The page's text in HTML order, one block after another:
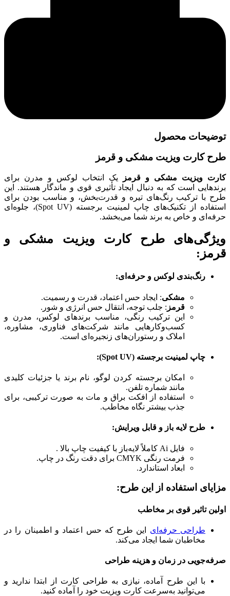
توضیحات محصول
طرح کارت ویزیت مشکی و قرمز
کارت ویزیت مشکی و قرمز
یک انتخاب لوکس و مدرن برای
برندهایی است که به دنبال ایجاد تأثیری قوی و ماندگار هستند. این
طرح با ترکیب رنگ‌های تیره و قدرت‌بخش، و مناسب بودن برای
استفاده از تکنیک‌های چاپ لمینیت برجسته (Spot UV)، جلوه‌ای
حرفه‌ای و خاص به برند شما می‌بخشد.
ویژگی‌های طرح کارت ویزیت مشکی و
قرمز:
رنگ‌بندی لوکس و حرفه‌ای:
مشکی: ایجاد حس اعتماد، قدرت و رسمیت.
قرمز : جلب توجه، انتقال حس انرژی و شور.
این ترکیب رنگی، مناسب برندهای لوکس، مدرن و
کسب‌وکارهایی مانند شرکت‌های فناوری، مشاوره،
املاک و رستوران‌های زنجیره‌ای است.
چاپ لمینیت برجسته (Spot UV):
امکان برجسته کردن لوگو، نام برند یا جزئیات کلیدی
مانند شماره تلفن.
استفاده از افکت براق و مات به صورت ترکیبی، برای
جذب بیشتر نگاه مخاطب.
طرح لایه باز و قابل ویرایش:
فایل Ai کاملاً لایه‌باز با کیفیت چاپ بالا .
فرمت رنگی CMYK برای دقت رنگ در چاپ.
ابعاد استاندارد.
مزایای استفاده از این طرح:
اولین تاثیر قوی بر مخاطب
طراحی حرفه‌ای این طرح که حس اعتماد و اطمینان را در
مخاطبان شما ایجاد می‌کند.
صرفه‌جویی در زمان و هزینه طراحی
با این طرح آماده، نیازی به طراحی کارت از ابتدا ندارید و
می‌توانید به‌سرعت کارت ویزیت خود را آماده کنید.